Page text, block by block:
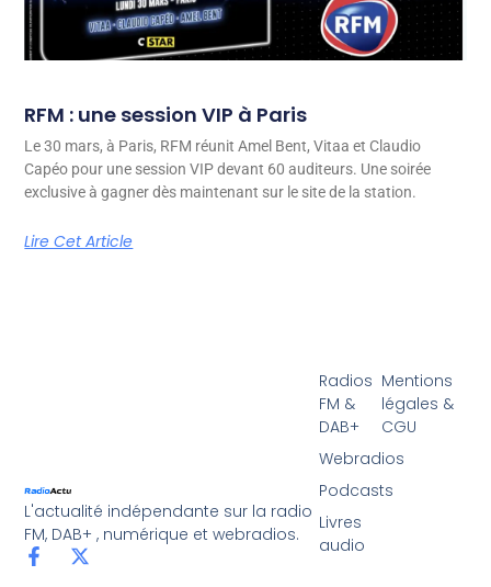
RFM : une session VIP à Paris
Le 30 mars, à Paris, RFM réunit Amel Bent, Vitaa et Claudio
Capéo pour une session VIP devant 60 auditeurs. Une soirée
exclusive à gagner dès maintenant sur le site de la station.
Lire Cet Article
L'actualité indépendante sur la radio
FM, DAB+ , numérique et webradios.
Radios
FM &
DAB+
Webradios
Podcasts
Livres
audio
Mentions
légales &
CGU